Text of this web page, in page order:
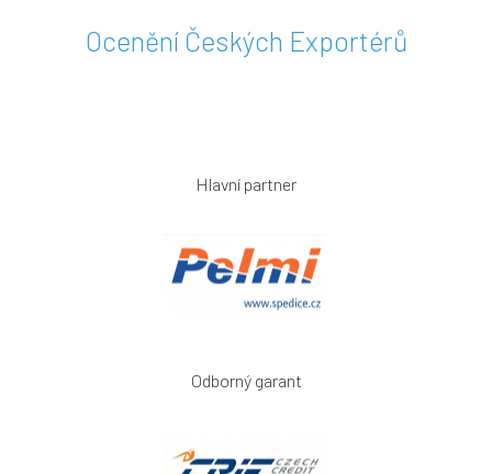
Ocenění Českých Exportérů
Hlavní partner
Odborný garant